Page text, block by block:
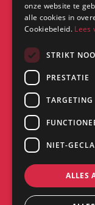
Haarden?Klik
Kantoor:
Saturnus 8
8448 CC
©2026|
onze website te
alle cookies in
Cookiebeleid. Lees
STRIKT
PRESTATIE
TARGETING
NIET-
ALLES